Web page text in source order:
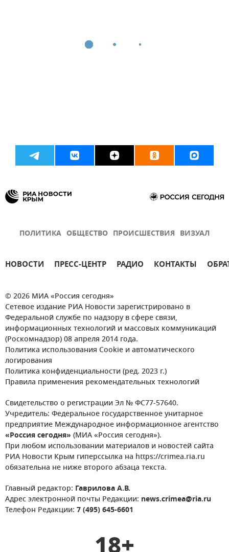
ПОЛИТИКА ОБЩЕСТВО ПРОИСШЕСТВИЯ ВИЗУАЛ
НОВОСТИ ПРЕСС-ЦЕНТР РАДИО КОНТАКТЫ
© 2026 МИА «Россия сегодня»
Сетевое издание РИА Новости зарегистрировано в
Федеральной службе по надзору в сфере связи,
информационных технологий и массовых коммуникаций
(Роскомнадзор) 08 апреля 2014 года.
Политика использования Cookie и автоматического
логирования
Политика конфиденциальности (ред. 2023 г.)
Правила применения рекомендательных технологий
Свидетельство о регистрации Эл № ФС77-57640.
Учредитель: Федеральное государственное унитарное
предприятие Международное информационное агентство
«Россия сегодня» (МИА «Россия сегодня»).
При любом использовании материалов и новостей сайта
РИА Новости Крым гиперссылка на https://crimea.ria.ru
обязательна не ниже второго абзаца текста.
Главный редактор: Гаврилова А.В.
Адрес электронной почты Редакции: news.crimea@ria.ru
Телефон Редакции: 7 (495) 645-6601